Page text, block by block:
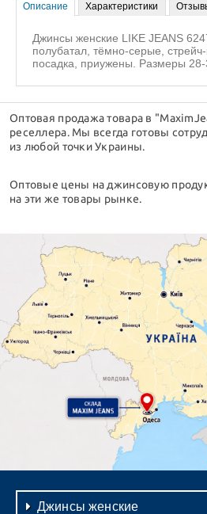
Описание Характеристики
Джинсы женские LIKE JEANS
полубатал, тёмно-серые,
посадка, приужены. Размеры 28-
Оптовая продажа товара в
реселлера. Мы всегда готовы
из любой точки Украины.
Оптовые цены на джинсовую
на эти же товары рынке.
Джинсы женские